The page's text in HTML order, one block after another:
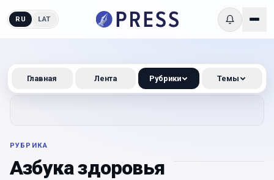
RU LAT
РУБРИКА
Азбука здоровья
Главная Лента Рубрики Темы